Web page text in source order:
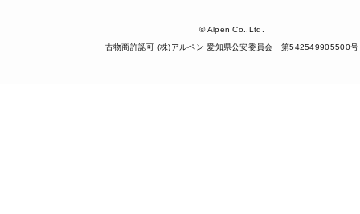
© Alpen Co.,Ltd.
古物商許認可 (株)アルペン 愛知県公安委員会 第542549905500号